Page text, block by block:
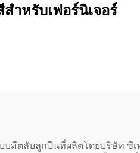
สำหรับเฟอร์นิเจอร์
บมีตลับลูกปืนที่ผลิตโดยบริษัท ซีเ